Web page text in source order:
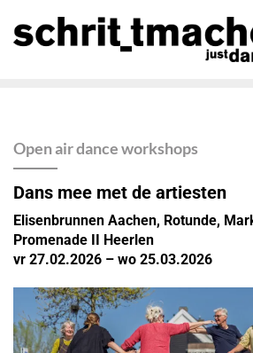
Open air dance workshops
Dans mee met de artiesten
Elisenbrunnen Aachen, Rotunde,
Promenade II Heerlen
vr 27.02.2026 – wo 25.03.2026